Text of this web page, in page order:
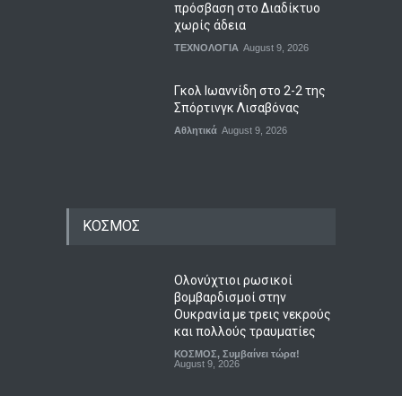
πρόσβαση στο Διαδίκτυο
χωρίς άδεια
ΤΕΧΝΟΛΟΓΙΑ August 9, 2026
Γκολ Ιωαννίδη στο 2-2 της
Σπόρτινγκ Λισαβόνας
Αθλητικά August 9, 2026
ΚΟΣΜΟΣ
Ολονύχτιοι ρωσικοί
βομβαρδισμοί στην
Ουκρανία με τρεις νεκρούς
και πολλούς τραυματίες
ΚΟΣΜΟΣ, Συμβαίνει τώρα!
August 9, 2026